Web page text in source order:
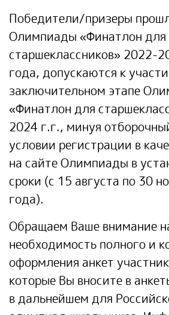
Победители/призеры
Олимпиады «Финатлон для
старшеклассников» 2022-
года, допускаются к
заключительном этапе
«Финатлон для
2024 г.г., минуя
условии регистрации в
на сайте Олимпиады в
сроки (с 15 августа по 30
года).
Обращаем Ваше внимание
необходимость полного и
оформления анкет
которые Вы вносите в
в дальнейшем для